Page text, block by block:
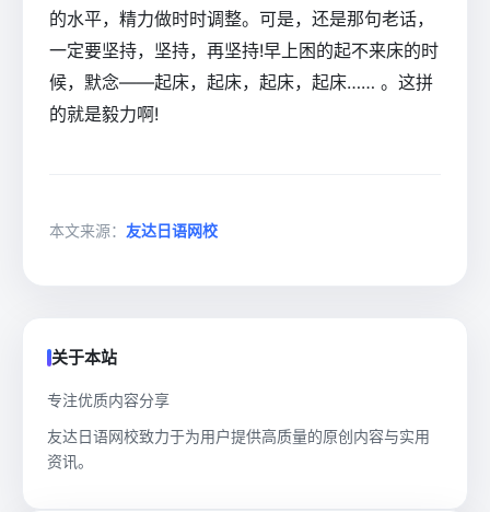
的水平，精力做时时调整。可是，还是那句老话，
一定要坚持，坚持，再坚持!早上困的起不来床的时
候，默念――起床，起床，起床，起床…… 。这拼
的就是毅力啊!
本文来源： 友达日语网校
关于本站
专注优质内容分享
友达日语网校致力于为用户提供高质量的原创内容与实用
资讯。